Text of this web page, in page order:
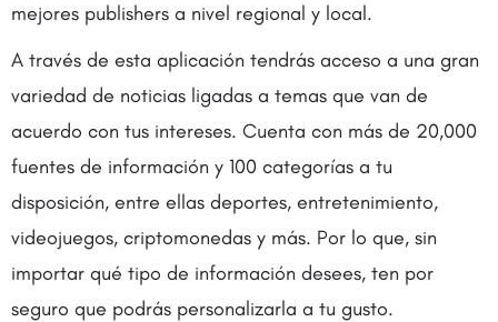
mejores publishers a nivel regional y local.
A través de esta aplicación tendrás acceso a una gran
variedad de noticias ligadas a temas que van de
acuerdo con tus intereses. Cuenta con más de 20,000
fuentes de información y 100 categorías a tu
disposición, entre ellas deportes, entretenimiento,
videojuegos, criptomonedas y más. Por lo que, sin
importar qué tipo de información desees, ten por
seguro que podrás personalizarla a tu gusto.